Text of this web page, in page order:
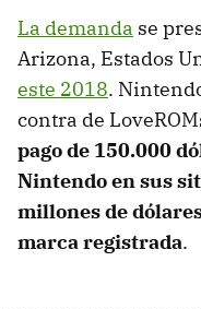
La demanda se
Arizona, Estados
este 2018.
contra de
pago de 150.000
Nintendo en sus
millones de
marca registrada.